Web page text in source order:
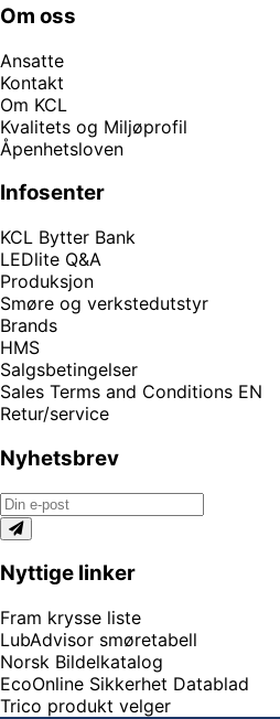
Om oss
Ansatte
Kontakt
Om KCL
Kvalitets og Miljøprofil
Åpenhetsloven
Infosenter
KCL Bytter Bank
LEDlite Q&A
Produksjon
Smøre og verkstedutstyr
Brands
HMS
Salgsbetingelser
Sales Terms and Conditions EN
Retur/service
Nyhetsbrev
Nyttige linker
Fram krysse liste
LubAdvisor smøretabell
Norsk Bildelkatalog
EcoOnline Sikkerhet Datablad
Trico produkt velger